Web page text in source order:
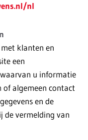
nl
klanten en
een
u informatie
of algemeen contact
en de
de vermelding van